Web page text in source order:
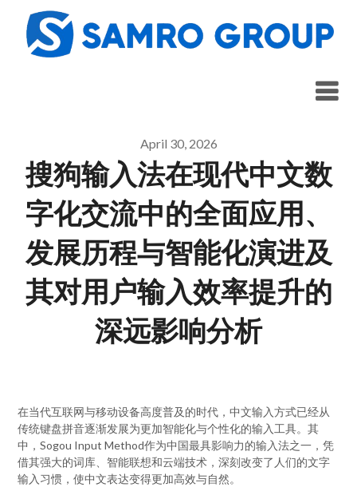
content
April 30, 2026
搜狗输入法在现代中文数
字化交流中的全面应用、
发展历程与智能化演进及
其对用户输入效率提升的
深远影响分析
在当代互联网与移动设备高度普及的时代，中文输入方式已经从
传统键盘拼音逐渐发展为更加智能化与个性化的输入工具。其
中，Sogou Input Method作为中国最具影响力的输入法之一，凭
借其强大的词库、智能联想和云端技术，深刻改变了人们的文字
输入习惯，使中文表达变得更加高效与自然。